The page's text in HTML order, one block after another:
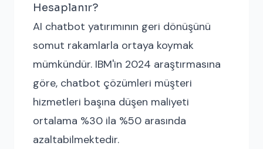
Hesaplanır?
AI chatbot yatırımının geri dönüşünü
somut rakamlarla ortaya koymak
mümkündür. IBM'in 2024 araştırmasına
göre, chatbot çözümleri müşteri
hizmetleri başına düşen maliyeti
ortalama %30 ila %50 arasında
azaltabilmektedir.